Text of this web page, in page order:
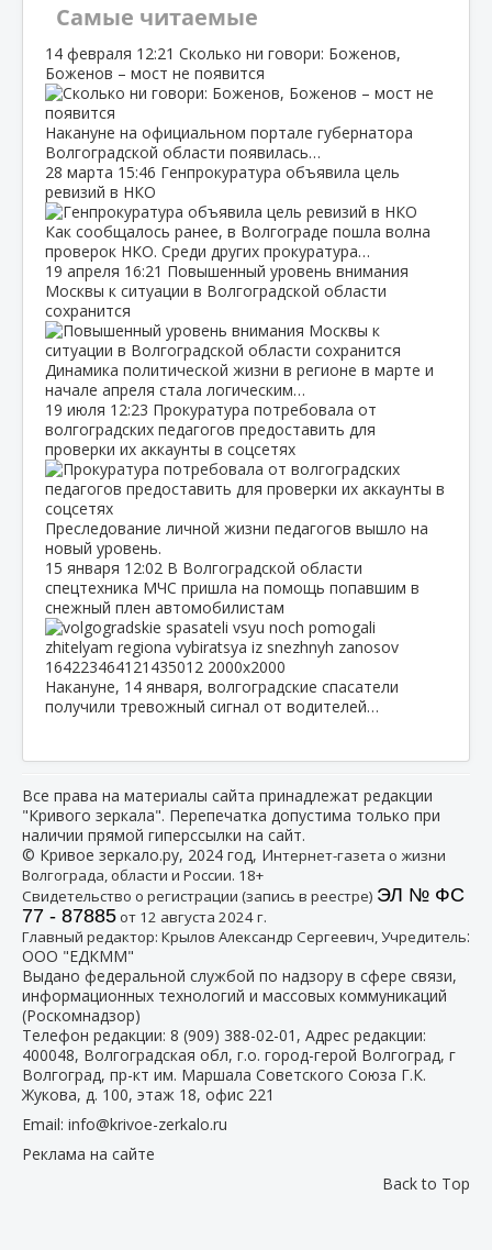
Самые читаемые
14 февраля 12:21 Сколько ни говори: Боженов,
Боженов – мост не появится
Накануне на официальном портале губернатора
Волгоградской области появилась…
28 марта 15:46 Генпрокуратура объявила цель
ревизий в НКО
Как сообщалось ранее, в Волгограде пошла волна
проверок НКО. Среди других прокуратура…
19 апреля 16:21 Повышенный уровень внимания
Москвы к ситуации в Волгоградской области
сохранится
Динамика политической жизни в регионе в марте и
начале апреля стала логическим…
19 июля 12:23 Прокуратура потребовала от
волгоградских педагогов предоставить для
проверки их аккаунты в соцсетях
Преследование личной жизни педагогов вышло на
новый уровень.
15 января 12:02 В Волгоградской области
спецтехника МЧС пришла на помощь попавшим в
снежный плен автомобилистам
Накануне, 14 января, волгоградские спасатели
получили тревожный сигнал от водителей…
Все права на материалы сайта принадлежат редакции
"Кривого зеркала". Перепечатка допустима только при
наличии прямой гиперссылки на сайт.
© Кривое зеркало.ру, 2024 год, Интернет-газета о жизни
Волгограда, области и России. 18+
Свидетельство о регистрации (запись в реестре) ЭЛ № ФС
77 - 87885от 12 августа 2024 г.
Главный редактор: Крылов Александр Сергеевич, Учредитель:
ООО "ЕДКММ"
Выдано федеральной службой по надзору в сфере связи,
информационных технологий и массовых коммуникаций
(Роскомнадзор)
Телефон редакции: 8 (909) 388-02-01 , Адрес редакции:
400048, Волгоградская обл, г.о. город-герой Волгоград, г
Волгоград, пр-кт им. Маршала Советского Союза Г.К.
Жукова, д. 100, этаж 18, офис 221
Email: info@krivoe-zerkalo.ru
Реклама на сайте
Back to Top